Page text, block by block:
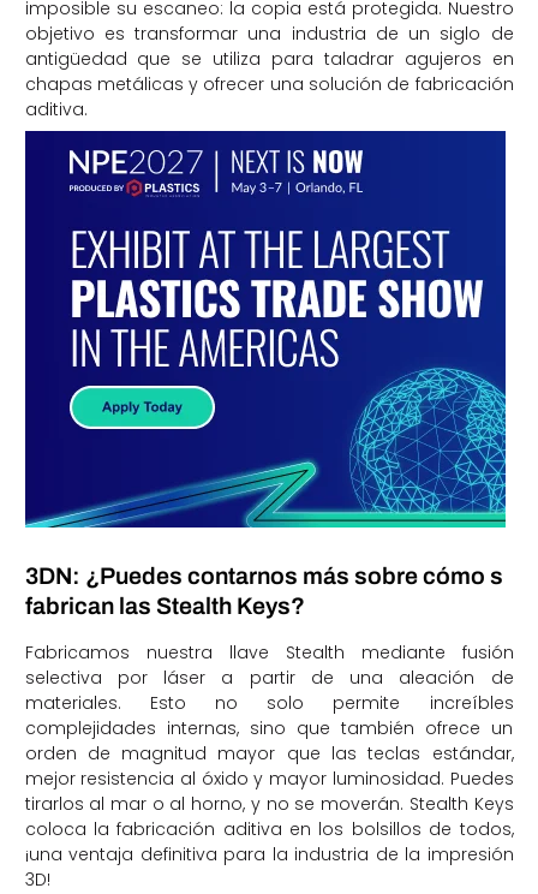
imposible su escaneo: la copia está protegida. Nuestro
objetivo es transformar una industria de un siglo de
antigüedad que se utiliza para taladrar agujeros en
chapas metálicas y ofrecer una solución de fabricación
aditiva.
3DN: ¿Puedes contarnos más sobre cómo s
fabrican las Stealth Keys?
Fabricamos nuestra llave Stealth mediante fusión
selectiva por láser a partir de una aleación de
materiales. Esto no solo permite increíbles
complejidades internas, sino que también ofrece un
orden de magnitud mayor que las teclas estándar,
mejor resistencia al óxido y mayor luminosidad. Puedes
tirarlos al mar o al horno, y no se moverán. Stealth Keys
coloca la fabricación aditiva en los bolsillos de todos,
¡una ventaja definitiva para la industria de la impresión
3D!